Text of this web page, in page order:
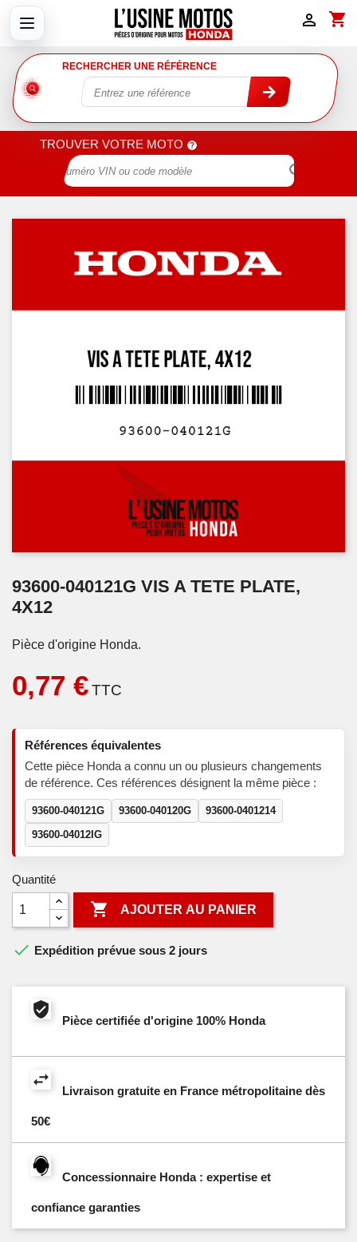
shopping_cart

RECHERCHER UNE RÉFÉRENCE
TROUVER VOTRE MOTO

93600-040121G VIS A TETE PLATE,
4X12
Pièce d'origine Honda.
0,77 €TTC
Références équivalentes
Cette pièce Honda a connu un ou plusieurs changements
de référence. Ces références désignent la même pièce :
93600-040121G 93600-040120G
93600-0401214
93600-04012IG
Quantité
 AJOUTER AU PANIER
 Expédition prévue sous 2 jours
Pièce certifiée d'origine 100% Honda
Livraison gratuite en France métropolitaine dès
50€
Concessionnaire Honda : expertise et
confiance garanties